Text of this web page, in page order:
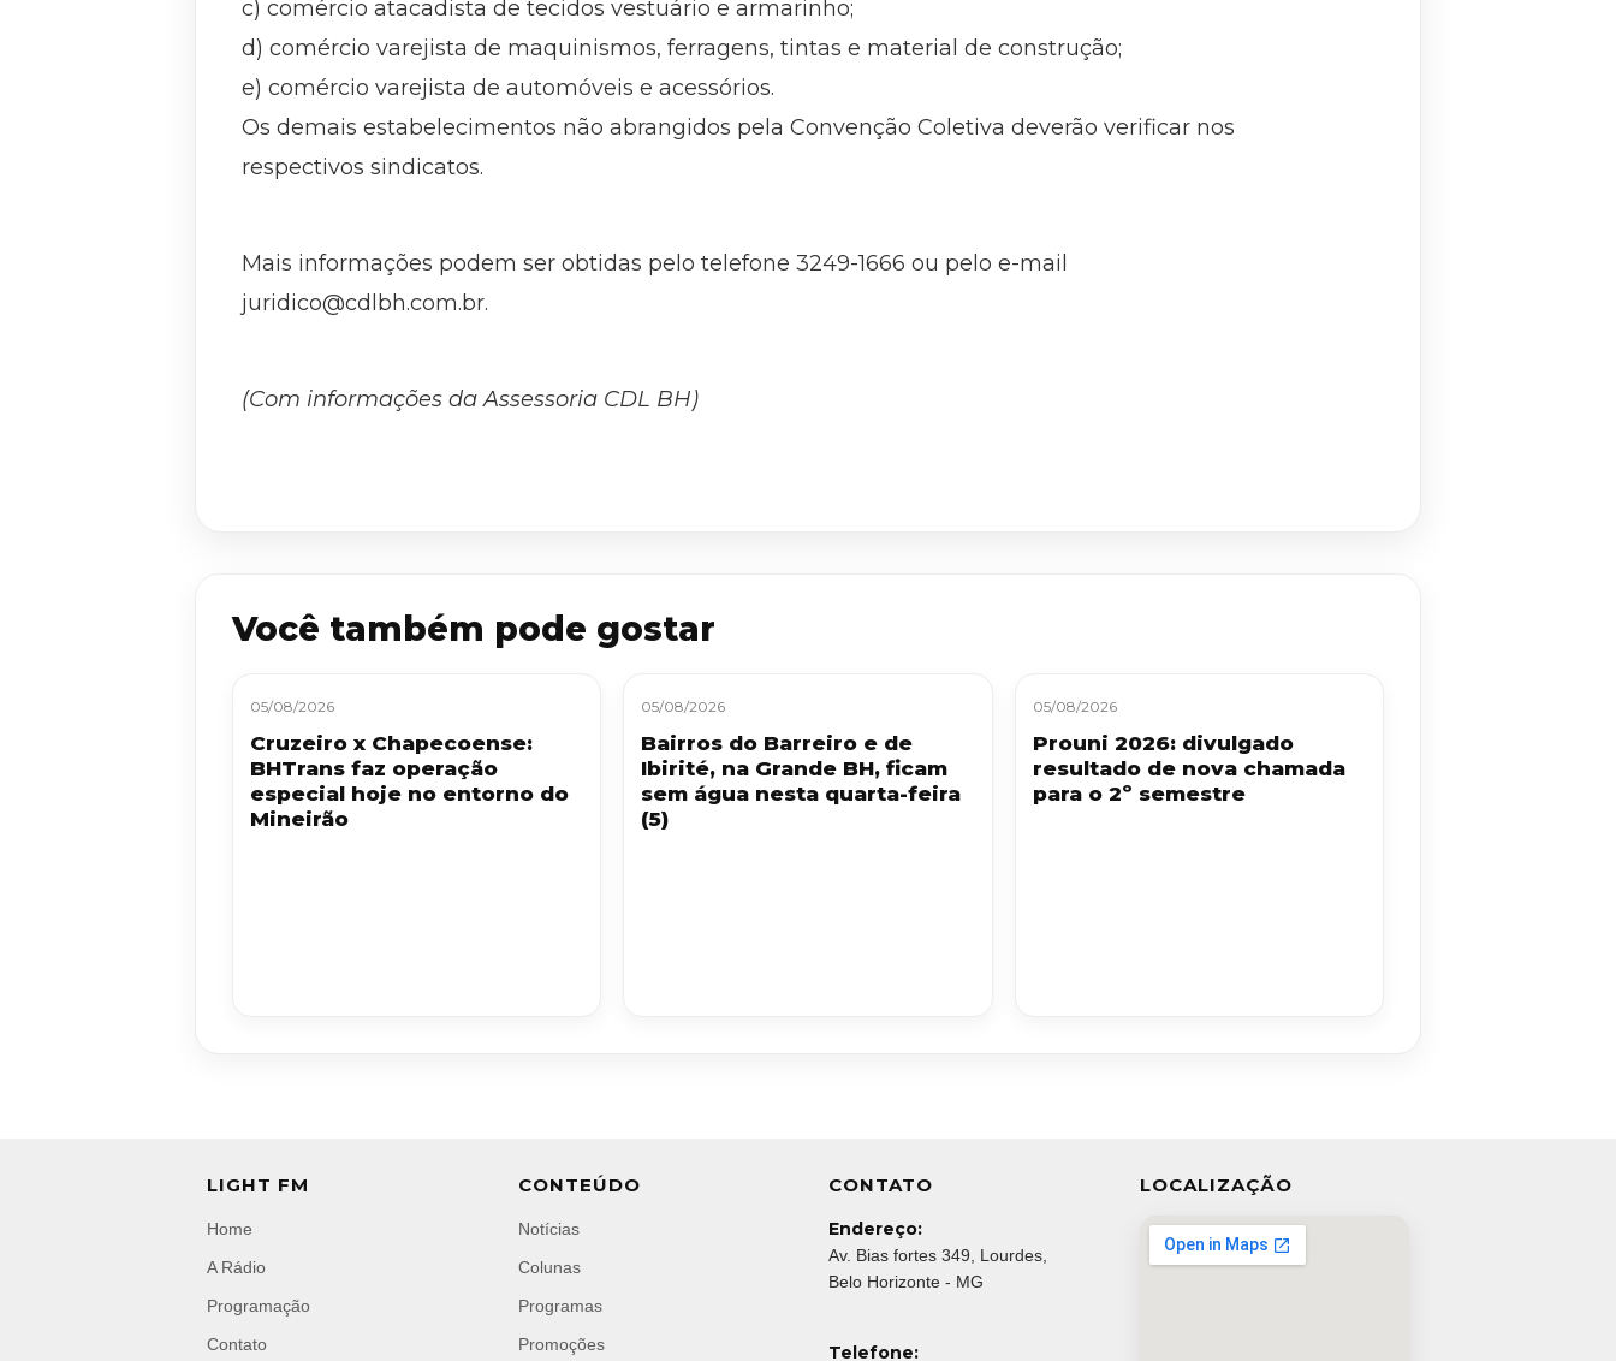
c) comércio atacadista de tecidos vestuário e armarinho;
d) comércio varejista de maquinismos, ferragens, tintas e material de construção;
e) comércio varejista de automóveis e acessórios.
Os demais estabelecimentos não abrangidos pela Convenção Coletiva deverão verificar nos
respectivos sindicatos.
Mais informações podem ser obtidas pelo telefone 3249-1666 ou pelo e-mail
juridico@cdlbh.com.br.
(Com informações da Assessoria CDL BH)
Você também pode gostar
05/08/2026
Cruzeiro x Chapecoense:
BHTrans faz operação
especial hoje no entorno do
Mineirão
05/08/2026
Bairros do Barreiro e de
Ibirité, na Grande BH, ficam
sem água nesta quarta-feira
(5)
05/08/2026
Prouni 2026: divulgado
resultado de nova chamada
para o 2º semestre
LIGHT FM
Home
A Rádio
Programação
Contato
CONTEÚDO
Notícias
Colunas
Programas
Promoções
CONTATO
Endereço:
Av. Bias fortes 349, Lourdes,
Belo Horizonte - MG
Telefone:
LOCALIZAÇÃO